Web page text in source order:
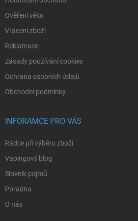
Ověření věku
Vrácení zboží
Reklamace
Zásady používání cookies
Ochrana osobních údajů
Obchodní podmínky
INFORAMCE PRO VÁS
Rádce při výběru zboží
Vapingový blog
Slovník pojmů
Poradna
O nás